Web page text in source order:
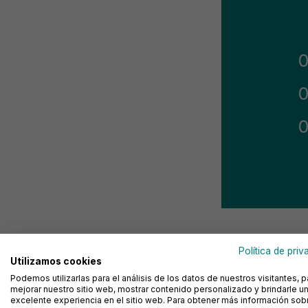
D3 Basic20: la solución
Política de
Utilizamos cookies
Podemos utilizarlas para el análisis de los datos de nuestros visitantes,
mejorar nuestro sitio web, mostrar contenido personalizado y brindarle
excelente experiencia en el sitio web. Para obtener más información